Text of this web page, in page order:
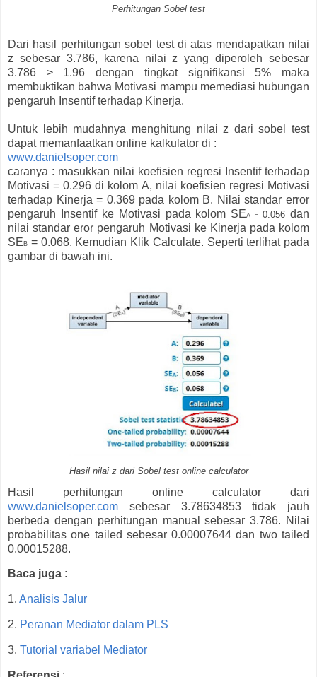
Perhitungan Sobel test
Dari hasil perhitungan sobel test di atas mendapatkan nilai
z sebesar 3.786, karena nilai z yang diperoleh sebesar
3.786 > 1.96 dengan tingkat signifikansi 5% maka
membuktikan bahwa Motivasi mampu memediasi hubungan
pengaruh Insentif terhadap Kinerja.
Untuk lebih mudahnya menghitung nilai z dari sobel test
dapat memanfaatkan online kalkulator di :
www.danielsoper.com
caranya : masukkan nilai koefisien regresi Insentif terhadap
Motivasi = 0.296 di kolom A, nilai koefisien regresi Motivasi
terhadap Kinerja = 0.369 pada kolom B. Nilai standar error
pengaruh Insentif ke Motivasi pada kolom SEA =0.056dan
nilai standar eror pengaruh Motivasi ke Kinerja pada kolom
SE B = 0.068. Kemudian Klik Calculate. Seperti terlihat pada
gambar di bawah ini.
Hasil nilai z dari Sobel test online calculator
Hasil perhitungan online calculator dari
www.danielsoper.com sebesar 3.78634853 tidak jauh
berbeda dengan perhitungan manual sebesar 3.786. Nilai
probabilitas one tailed sebesar 0.00007644 dan two tailed
0.00015288.
Baca juga :
1. Analisis Jalur
2. Peranan Mediator dalam PLS
3. Tutorial variabel Mediator